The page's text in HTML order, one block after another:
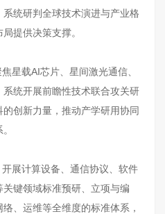
统研判全球技术演进与产业格
提供决策支撑。
星载AI芯片、星间激光通信、
统开展前瞻性技术联合攻关研
创新力量，推动产学研用协同
展计算设备、通信协议、软件
键领域标准预研、立项与编
、运维等全维度的标准体系，